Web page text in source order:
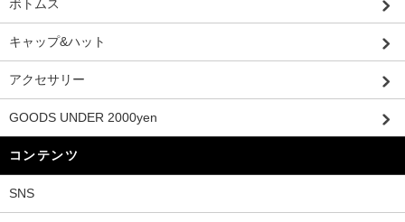
ボトムス
キャップ&ハット
アクセサリー
GOODS UNDER 2000yen
コンテンツ
SNS